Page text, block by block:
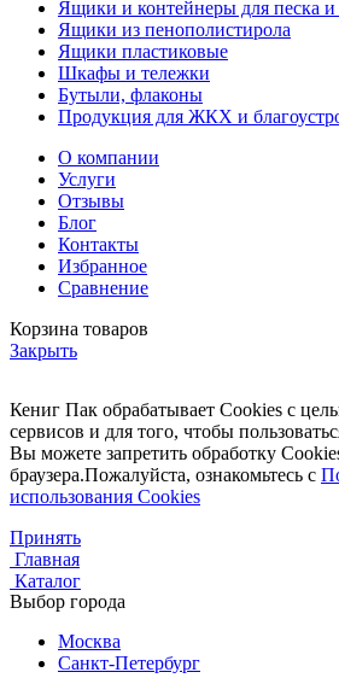
Ящики и контейнеры для песка и
Ящики из пенополистирола
Ящики пластиковые
Шкафы и тележки
Бутыли, флаконы
Продукция для ЖКХ и
О компании
Услуги
Отзывы
Блог
Контакты
Избранное
Сравнение
Корзина товаров
Закрыть
Кениг Пак обрабатывает Cookies с
сервисов и для того, чтобы
Вы можете запретить обработку
браузера.Пожалуйста, ознакомьтесь с
использования Cookies
Принять
Главная
Каталог
Выбор города
Москва
Санкт-Петербург